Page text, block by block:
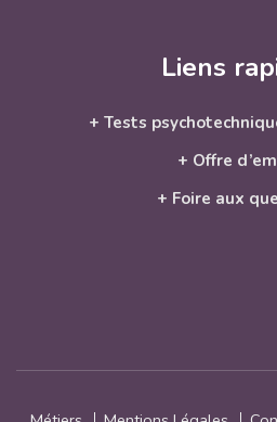
Liens
+ Tests
+ Offre
+ Foire aux